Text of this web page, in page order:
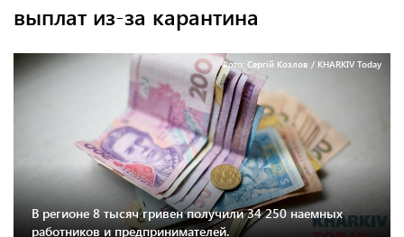
выплат из-за карантина
Фото: Сергій Козлов / KHARKIV Today
В регионе 8 тысяч гривен получили 34 250 наемных
работников и предпринимателей.